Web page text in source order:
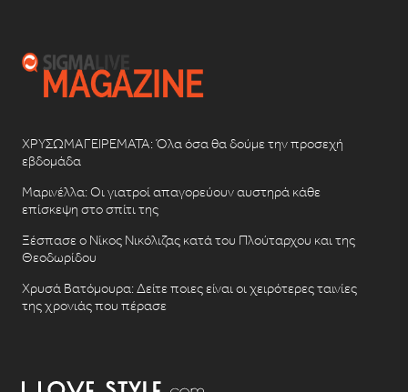
ΧΡΥΣΩΜΑΓΕΙΡΕΜΑΤΑ: Όλα όσα θα δούμε την προσεχή
εβδομάδα
Μαρινέλλα: Οι γιατροί απαγορεύουν αυστηρά κάθε
επίσκεψη στο σπίτι της
Ξέσπασε ο Νίκος Νικόλιζας κατά του Πλούταρχου και της
Θεοδωρίδου
Χρυσά Βατόμουρα: Δείτε ποιες είναι οι χειρότερες ταινίες
της χρονιάς που πέρασε